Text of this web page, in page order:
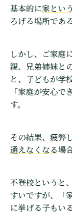
基本的に家とい
ろげる場所であ
しかし、ご家庭
親、兄弟姉妹と
と、子どもが学
「家庭が安心
す。
その結果、 疲弊
通えなくなる場
不登校というと
すいですが、「
に挙げる子もい